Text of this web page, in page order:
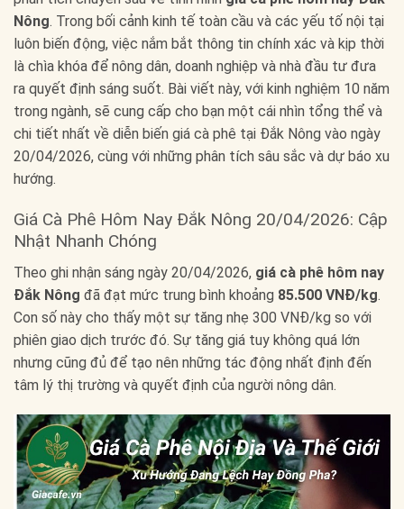
Nông. Trong bối cảnh kinh tế toàn cầu và các yếu tố nội tại
luôn biến động, việc nắm bắt thông tin chính xác và kịp thời
là chìa khóa để nông dân, doanh nghiệp và nhà đầu tư đưa
ra quyết định sáng suốt. Bài viết này, với kinh nghiệm 10 năm
trong ngành, sẽ cung cấp cho bạn một cái nhìn tổng thể và
chi tiết nhất về diễn biến giá cà phê tại Đắk Nông vào ngày
20/04/2026, cùng với những phân tích sâu sắc và dự báo xu
hướng.
Giá Cà Phê Hôm Nay Đắk Nông 20/04/2026: Cập
Nhật Nhanh Chóng
Theo ghi nhận sáng ngày 20/04/2026, giá cà phê hôm nay
Đắk Nông đã đạt mức trung bình khoảng 85.500 VNĐ/kg.
Con số này cho thấy một sự tăng nhẹ 300 VNĐ/kg so với
phiên giao dịch trước đó. Sự tăng giá tuy không quá lớn
nhưng cũng đủ để tạo nên những tác động nhất định đến
tâm lý thị trường và quyết định của người nông dân.